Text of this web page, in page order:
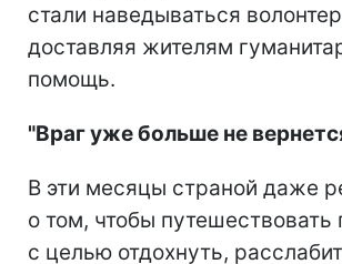
стали наведываться
доставляя жителям
помощь.
"Враг уже больше не
В эти месяцы страной даже
о том, чтобы путешествовать
с целью отдохнуть,